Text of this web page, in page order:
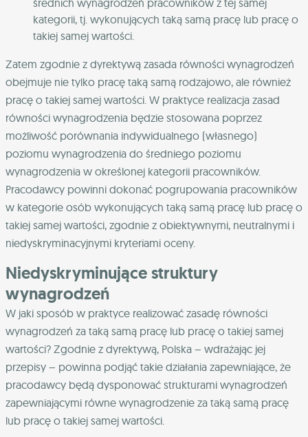
średnich wynagrodzeń pracowników z tej samej
kategorii, tj. wykonujących taką samą pracę lub pracę o
takiej samej wartości.
Zatem zgodnie z dyrektywą zasada równości wynagrodzeń
obejmuje nie tylko pracę taką samą rodzajowo, ale również
pracę o takiej samej wartości. W praktyce realizacja zasad
równości wynagrodzenia będzie stosowana poprzez
możliwość porównania indywidualnego (własnego)
poziomu wynagrodzenia do średniego poziomu
wynagrodzenia w określonej kategorii pracowników.
Pracodawcy powinni dokonać pogrupowania pracowników
w kategorie osób wykonujących taką samą pracę lub pracę o
takiej samej wartości, zgodnie z obiektywnymi, neutralnymi i
niedyskryminacyjnymi kryteriami oceny.
Niedyskryminujące struktury
wynagrodzeń
W jaki sposób w praktyce realizować zasadę równości
wynagrodzeń za taką samą pracę lub pracę o takiej samej
wartości? Zgodnie z dyrektywą, Polska – wdrażając jej
przepisy – powinna podjąć takie działania zapewniające, że
pracodawcy będą dysponować strukturami wynagrodzeń
zapewniającymi równe wynagrodzenie za taką samą pracę
lub pracę o takiej samej wartości.